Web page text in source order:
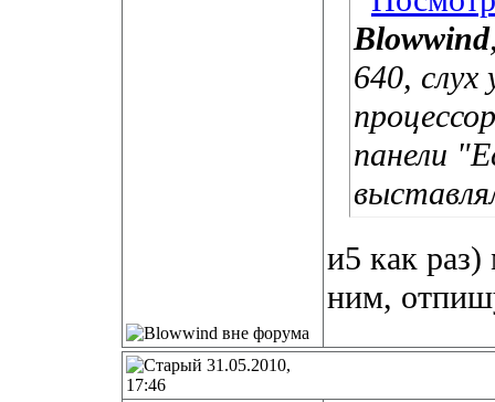
Blowwind
640, слух
панели
и5 как
ним,
31.05.2010,
17:46